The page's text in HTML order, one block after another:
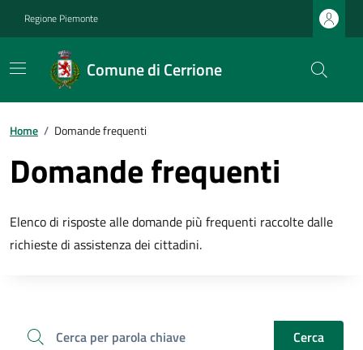
Regione Piemonte
Comune di Cerrione
Home / Domande frequenti
Domande frequenti
Elenco di risposte alle domande più frequenti raccolte dalle
richieste di assistenza dei cittadini.
cerca Cerca